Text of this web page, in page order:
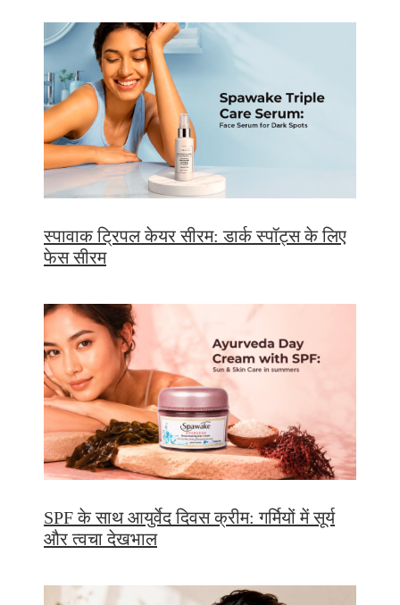
स्पावाक ट्रिपल केयर सीरम: डार्क स्पॉट्स के लिए
फेस सीरम
SPF के साथ आयुर्वेद दिवस क्रीम: गर्मियों में सूर्य
और त्वचा देखभाल